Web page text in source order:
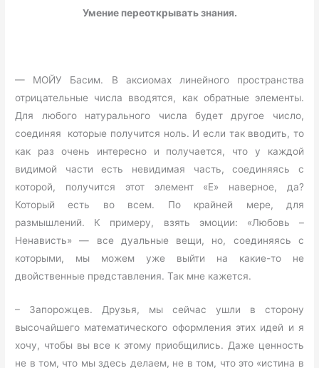
Умение переоткрывать знания.
— МОЙУ Басим. В аксиомах линейного пространства
отрицательные числа вводятся, как обратные элементы.
Для любого натурального числа будет другое число,
соединяя которые получится ноль. И если так вводить, то
как раз очень интересно и получается, что у каждой
видимой части есть невидимая часть, соединяясь с
которой, получится этот элемент «Е» наверное, да?
Который есть во всем. По крайней мере, для
размышлений. К примеру, взять эмоции: «Любовь –
Ненависть» — все дуальные вещи, но, соединяясь с
которыми, мы можем уже выйти на какие-то не
двойственные представления. Так мне кажется.
– Запорожцев. Друзья, мы сейчас ушли в сторону
высочайшего математического оформления этих идей и я
хочу, чтобы вы все к этому приобщились. Даже ценность
не в том, что мы здесь делаем, не в том, что это «истина в